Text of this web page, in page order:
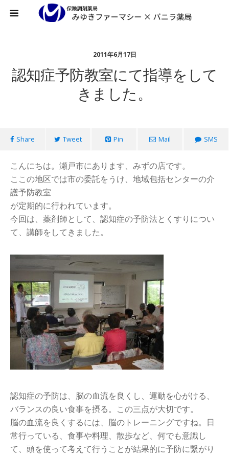
2011年6月17日
認知症予防教室にて指導をして
きました。
Share Tweet Pin Mail SMS
こんにちは。瀬戸市にあります、みずの店です。
ここの地区では市の委託をうけ、地域包括センターの介
護予防教室
が定期的に行われています。
今回は、薬剤師として、認知症の予防法とくすりについ
て、講師をしてきました。
認知症の予防は、脳の血流を良くし、運動を心がける、
バランスの良い食事を摂る。この三点が大切です。
脳の血流を良くするには、脳のトレーニングですね。日
常行っている、食事や料理、散歩など、何でも意識し
て、頭を使って考えて行うことが結果的に予防に繋がり